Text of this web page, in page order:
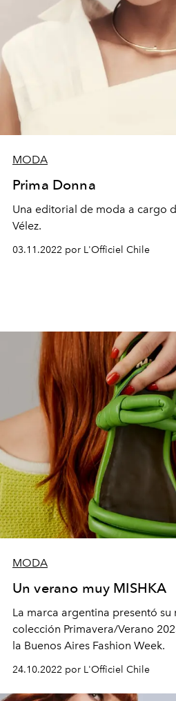
MODA
Prima Donna
Una editorial de moda a cargo
Vélez.
03.11.2022 por L'Officiel Chile
MODA
Un verano muy MISHKA
La marca argentina presentó su
colección Primavera/Verano
la Buenos Aires Fashion Week.
24.10.2022 por L'Officiel Chile